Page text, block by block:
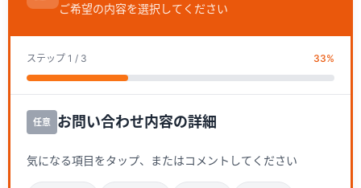
ご希望の内容を選択してください
ステップ 1 / 3 33%
任意 お問い合わせ内容の詳細
気になる項目をタップ、またはコメントしてください